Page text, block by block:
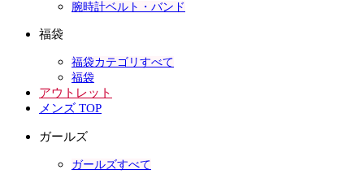
腕時計ベルト・バンド
福袋
福袋カテゴリすべて
福袋
アウトレット
メンズ TOP
ガールズ
ガールズすべて